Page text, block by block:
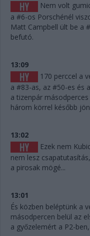
Nem volt
a #6-os Porschénél
Matt Campbell ült be a
befutó.
13:09
170 perccel a
a #83-as, az #50-es és
a tizenpár
három körrel később
13:02
Ezek nem
nem lesz
a pirosak mögé...
13:01
És közben beléptünk a
másodpercen belül az
a győzelemért a P2-